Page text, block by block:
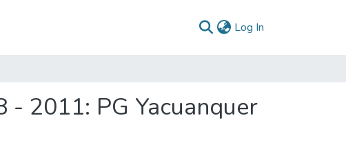
Log In
- 2011: PG Yacuanquer